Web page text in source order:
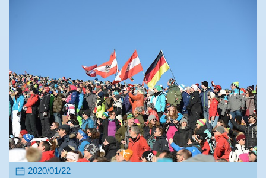
2020/01/22